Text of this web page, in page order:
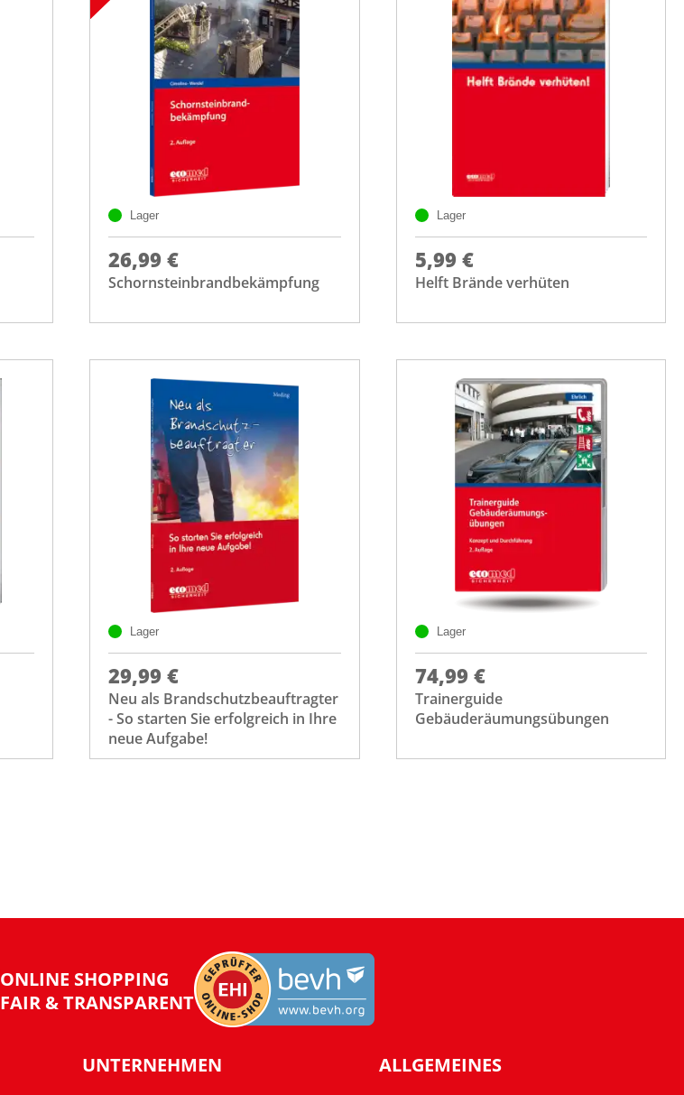
Lager
26,99 €
Schornsteinbrandbekämpfung
Lager
5,99 €
Helft Brände verhüten
Lager
29,99 €
Neu als Brandschutzbeauftragter
- So starten Sie erfolgreich in Ihre
neue Aufgabe!
Lager
74,99 €
Trainerguide
Gebäuderäumungsübungen
ONLINE SHOPPING
FAIR & TRANSPARENT
UNTERNEHMEN ALLGEMEINES